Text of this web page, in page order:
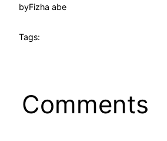
byFizha abe
Tags:
Comments